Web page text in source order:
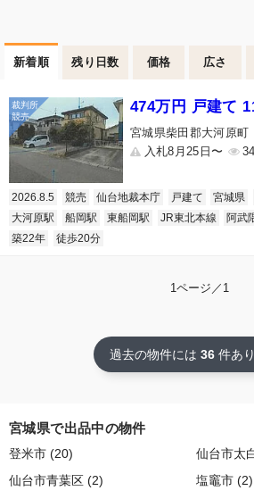
新着順 残り日数 価格 広さ
474万円 戸建て
宮城県柴田郡大河原町
入札8月25日〜
34
2026.8.5 競売 仙台地裁本庁 戸建て 宮城県
大河原駅
船岡駅 東船岡駅 JR東北本線 阿武
築22年
徒歩20分
1ページ／1
過去の物件には 36 件あ
宮城県で出品中の物件
登米市 (20) 仙台市太
仙台市青葉区 (2) 塩竈市 (2)